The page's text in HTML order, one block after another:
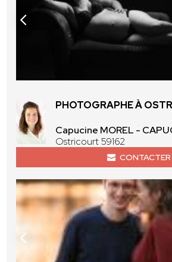
PHOTOGRAPHE À
Capucine MOREL -
Ostricourt 59162
CONTACTER